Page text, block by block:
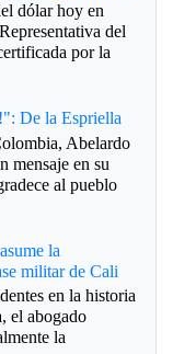
dólar hoy en
del
por la
De la Espriella
Abelardo
mensaje en su
al pueblo
la
militar de Cali
en la historia
el abogado
la